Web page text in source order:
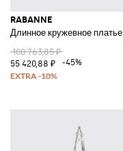
RABANNE
Длинное кружевное платье
100 763,85 ₽
55 420,88 ₽
-45%